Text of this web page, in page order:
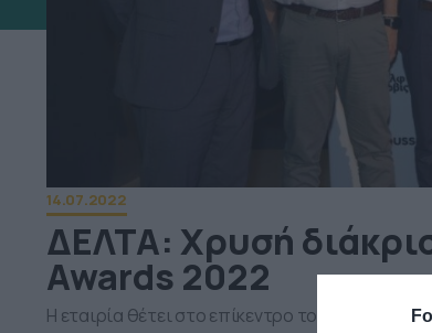
14.07.2022
ΔΕΛΤΑ: Χρυσή
Awards 2022
H εταιρία θέτει στο επίκεντρο τον άνθρωπο